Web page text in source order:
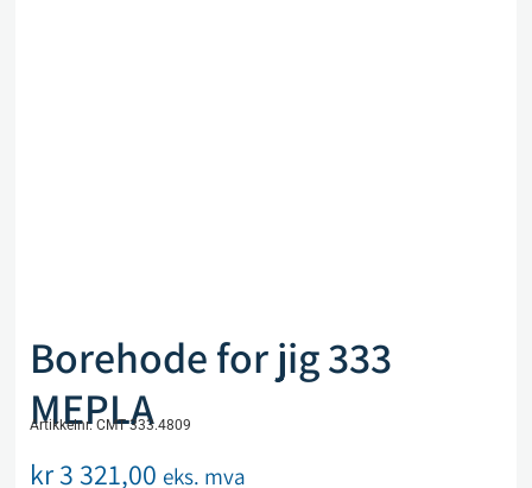
Borehode for jig 333
MEPLA
Artikkelnr. CMT 333.4809
kr3 321,00 eks. mva